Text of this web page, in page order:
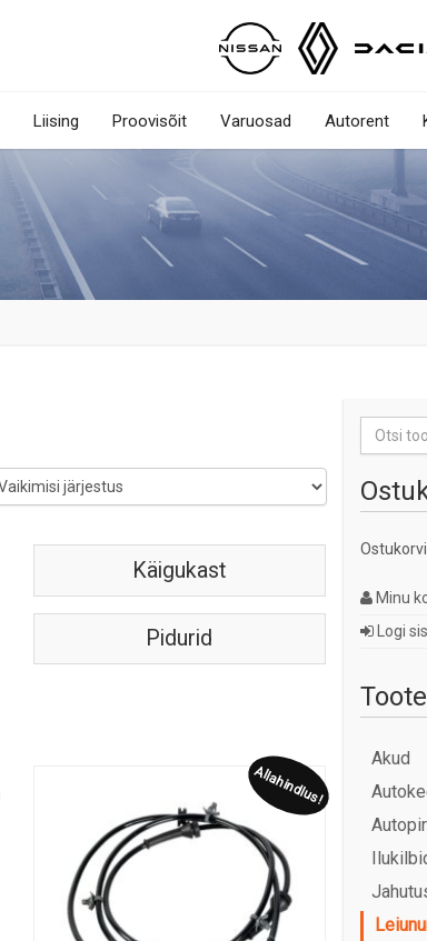
Liising Proovisõit Varuosad Autorent
Käigukast
Pidurid
Allahindlus!
Otsi:
Minu
Logi
Akud